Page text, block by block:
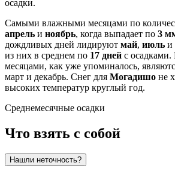
осадки.
Самыми влажными месяцами по
апрель и ноябрь, когда выпадает по 3
дождливых дней лидируют май, июль и
из них в среднем по 17 дней с
месяцами, как уже упоминалось,
март и декабрь. Снег для Могадишо не
высоких температур круглый год.
Среднемесячные осадки
Что взять с собой
Нашли неточность?